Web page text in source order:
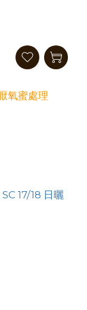
氧蜜處理